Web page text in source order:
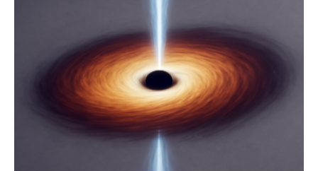
Quantenmotoren voranbringen. Das
Wissenschaftsjournal Science Advances veröffentlichte
die Herleitung. (DOI: 10.1126/sciadv.adw8462)
Verbrennungsmotoren oder Dampfturbinen sind
Wärmekraftmaschinen: Sie wandeln thermische
Energie in mechanische Bewegung um – oder anders
ausgedrückt, Wärme in Bewegung. In
quantenmechanischen Experimenten ist es in den…